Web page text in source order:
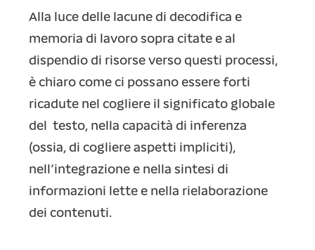
Alla luce delle lacune di decodifica e
memoria di lavoro sopra citate e al
dispendio di risorse verso questi processi,
è chiaro come ci possano essere forti
ricadute nel cogliere il significato globale
del testo, nella capacità di inferenza
(ossia, di cogliere aspetti impliciti),
nell’integrazione e nella sintesi di
informazioni lette e nella rielaborazione
dei contenuti.